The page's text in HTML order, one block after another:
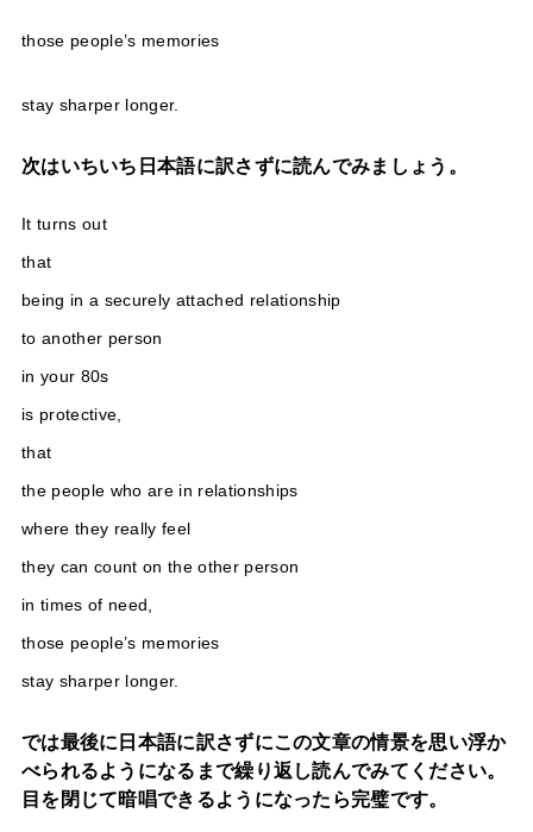
those people’s memories
stay sharper longer.
次はいちいち日本語に訳さずに読んでみましょう。
It turns out
that
being in a securely attached relationship
to another person
in your 80s
is protective,
that
the people who are in relationships
where they really feel
they can count on the other person
in times of need,
those people’s memories
stay sharper longer.
では最後に日本語に訳さずにこの文章の情景を思い浮か
べられるようになるまで繰り返し読んでみてください。
目を閉じて暗唱できるようになったら完璧です。